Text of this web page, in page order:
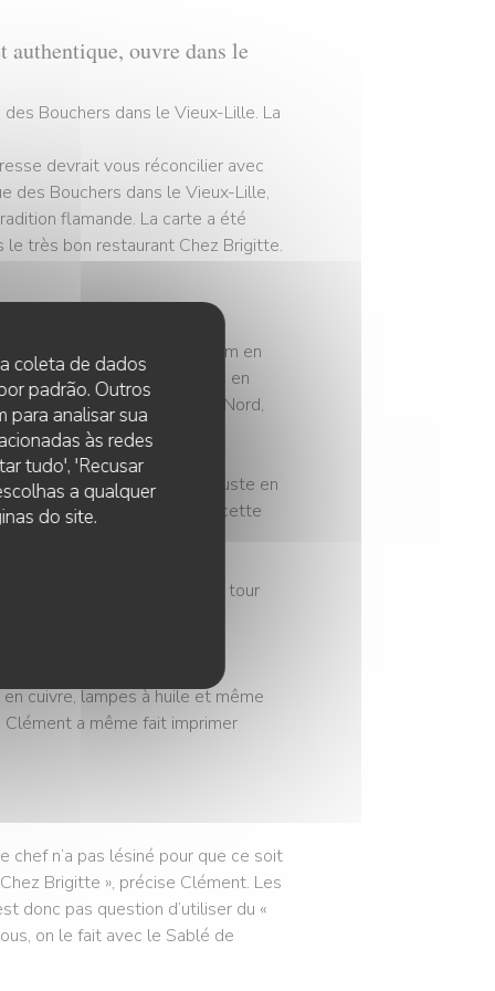
coleta de dados
padrão. Outros
para analisar sua
às redes
tudo', 'Recusar
a qualquer
do site.
ouvre dans le
Bouchers dans le Vieux-Lille. La
devrait vous réconcilier avec
des Bouchers dans le Vieux-Lille,
flamande. La carte a été
le très bon restaurant Chez Brigitte.
raffinée Chez Brigitte, un nom en
Richevaux avait toujours en
servir des plats typiques du Nord,
du restaurant L’Arc, situé juste en
j’ai quasiment grandi dans cette
», il s’est mis à faire le tour
décorer le nouvel
cuivre, lampes à huile et même
a même fait imprimer
chef n’a pas lésiné pour que ce soit
Brigitte », précise Clément. Les
donc pas question d’utiliser du «
on le fait avec le Sablé de